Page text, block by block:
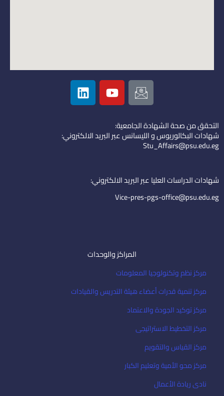
I
c
o
n
-
e
i
l
Y
o
u
u
b
L
i
n
e
d
التحقق من صحة الشهادة الجامعية:
شهادات البكالوريوس و الليسانس عبر البريد الالكتروني:
Stu_Affairs@psu.edu.eg
شهادات الدراسات العليا عبر البريد الالكتروني:
Vice-pres-pgs-office@psu.edu.eg
المراكز والوحدات
مركز نظم وتكنولوجيا المعلومات
مركز تنمية قدرات أعضاء هيئة التدريس والقيادات
مركز توكيد الجودة والاعتماد
مركز التخطيط الاستراتيجى
مركز القياس والتقويم
مركز محو الأمية وتعليم الكبار
نادى ريادة الأعمال